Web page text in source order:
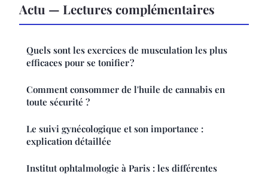
Actu — Lectures complémentaires
Quels sont les exercices de musculation les plus
efficaces pour se tonifier ?
Comment consommer de l'huile de cannabis en
toute sécurité ?
Le suivi gynécologique et son importance :
explication détaillée
Institut ophtalmologie à Paris : les différentes